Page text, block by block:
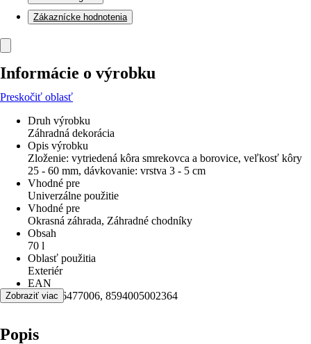
Zákaznícke hodnotenia
Informácie o výrobku
Preskočiť oblasť
Druh výrobku
Záhradná dekorácia
Opis výrobku
Zloženie: vytriedená kôra smrekovca a borovice, veľkosť kôry
25 - 60 mm, dávkovanie: vrstva 3 - 5 cm
Vhodné pre
Univerzálne použitie
Vhodné pre
Okrasná záhrada, Záhradné chodníky
Obsah
70 l
Oblasť použitia
Exteriér
EAN
2005106477006, 8594005002364
Zobraziť viac
Popis